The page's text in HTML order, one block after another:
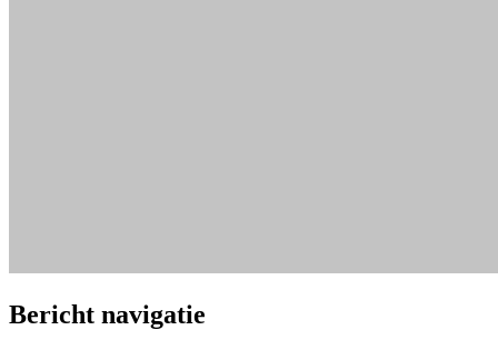
Bericht navigatie